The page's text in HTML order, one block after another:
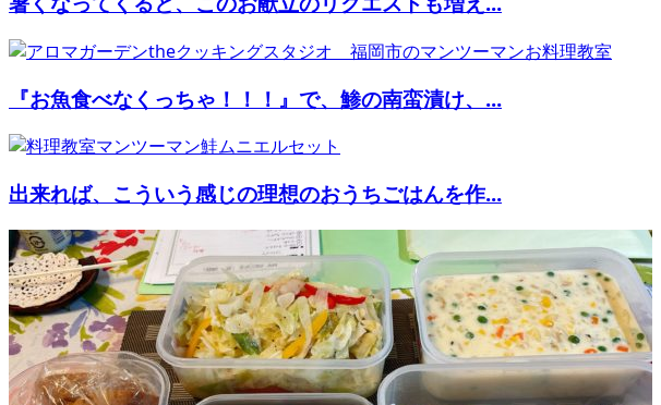
『お魚食べなくっちゃ！！！』で、鯵の南蛮漬け、...
出来れば、こういう感じの理想のおうちごはんを作...